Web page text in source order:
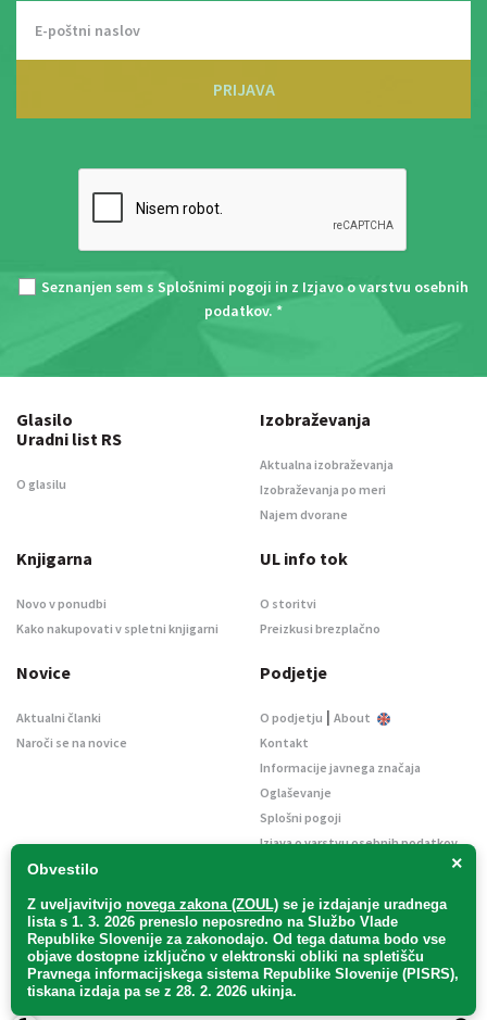
PRIJAVA
Seznanjen sem s Splošnimi pogoji in z Izjavo o varstvu osebnih
podatkov. *
×
Obvestilo
Z uveljavitvijo novega zakona (ZOUL) se je izdajanje uradnega
lista s 1. 3. 2026 preneslo neposredno na Službo Vlade
Republike Slovenije za zakonodajo. Od tega datuma bodo vse
objave dostopne izključno v elektronski obliki na spletišču
Pravnega informacijskega sistema Republike Slovenije (PISRS),
tiskana izdaja pa se z 28. 2. 2026 ukinja.
Glasilo
Uradni list RS
O glasilu
Izobraževanja
Aktualna izobraževanja
Izobraževanja po meri
Najem dvorane
Knjigarna
Novo v ponudbi
Kako nakupovati v spletni knjigarni
UL info tok
O storitvi
Preizkusi brezplačno
Novice
Aktualni članki
Naroči se na novice
Podjetje
O podjetju | About
Kontakt
Informacije javnega značaja
Oglaševanje
Splošni pogoji
Izjava o varstvu osebnih podatkov
Uradni list d. o. o. – v likvidaciji / Vse pravice pridržane.